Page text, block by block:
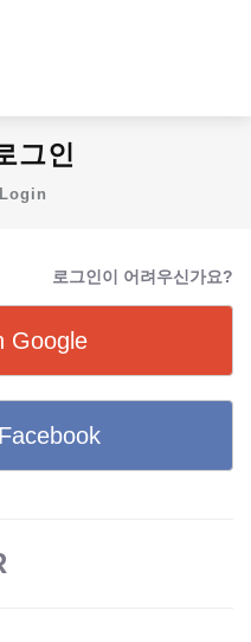
그인
Login
로그인이 어려우신가요?
Google